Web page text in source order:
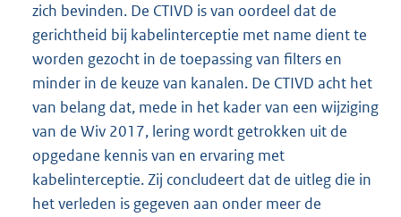
zich bevinden. De CTIVD is van oordeel dat de
gerichtheid bij kabelinterceptie met name dient te
worden gezocht in de toepassing van filters en
minder in de keuze van kanalen. De CTIVD acht het
van belang dat, mede in het kader van een wijziging
van de Wiv 2017, lering wordt getrokken uit de
opgedane kennis van en ervaring met
kabelinterceptie. Zij concludeert dat de uitleg die in
het verleden is gegeven aan onder meer de